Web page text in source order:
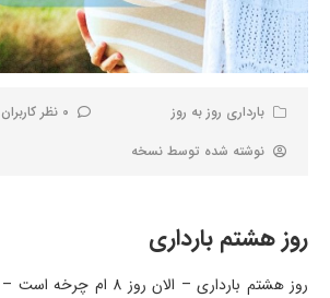
بارداری روز به روز
0 نظر کاربران
نوشته شده توسط نسخه
روز هشتم بارداری